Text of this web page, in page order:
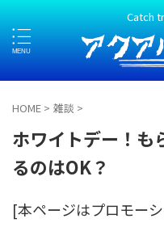
Catch
HOME > 雑談 >
ホワイトデー！も
るのはOK？
[本ページはプロモー